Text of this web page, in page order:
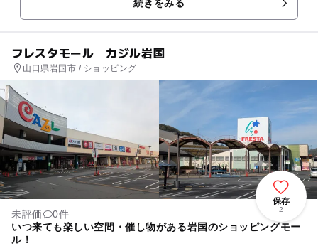
続きをみる
フレスタモール カジル岩国
山口県岩国市 / ショッピング
保存
2
未評価
0件
いつ来ても楽しい空間・催し物がある岩国のショッピングモー
ル！